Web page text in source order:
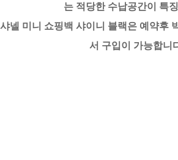
는 적당한 수납공간이 특
샤넬 미니 쇼핑백 샤이니 블랙은 예약후
서 구입이 가능합니